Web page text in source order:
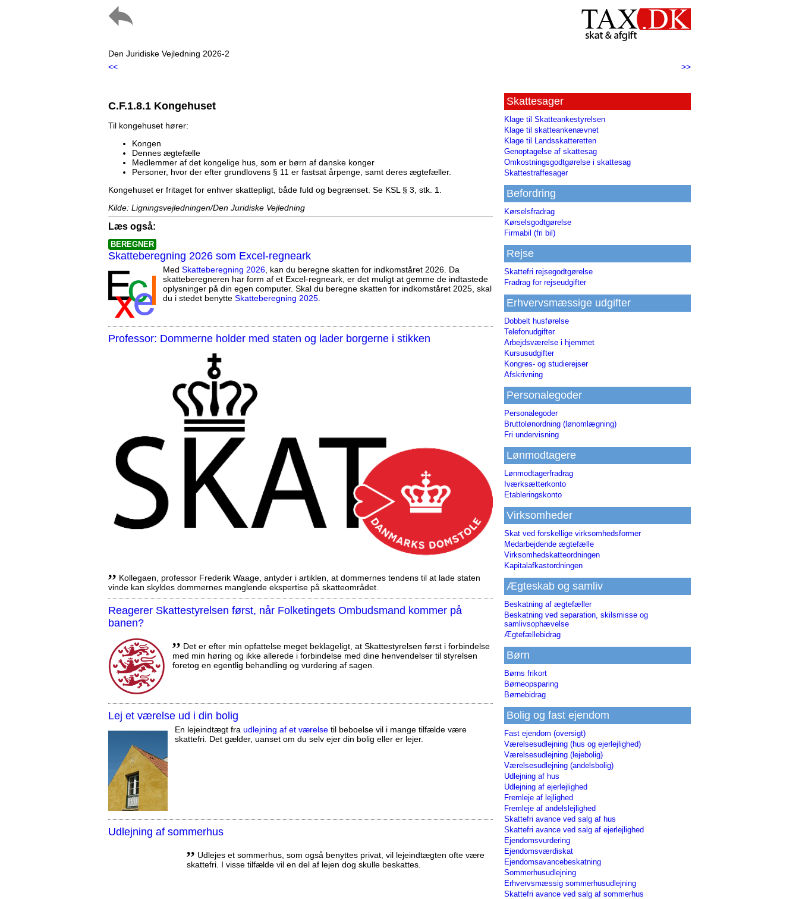
Den Juridiske Vejledning 2026-2
<<
>>
C.F.1.8.1 Kongehuset
Til kongehuset hører:
Kongen
Dennes ægtefælle
Medlemmer af det kongelige hus, som er børn af danske konger
Personer, hvor der efter grundlovens § 11 er fastsat årpenge, samt deres ægtefæller.
Kongehuset er fritaget for enhver skattepligt, både fuld og begrænset. Se KSL § 3, stk. 1.
Kilde: Ligningsvejledningen/Den Juridiske Vejledning
Læs også:
BEREGNER
Skatteberegning 2026 som Excel-regneark
Med Skatteberegning 2026 , kan du beregne skatten for indkomståret 2026. Da
skatteberegneren har form af et Excel-regneark, er det muligt at gemme de indtastede
oplysninger på din egen computer. Skal du beregne skatten for indkomståret 2025, skal
du i stedet benytte Skatteberegning 2025
Professor: Dommerne holder med staten og lader borgerne i stikken
,, Kollegaen, professor Frederik Waage, antyder i artiklen, at dommernes tendens til at lade staten
vinde kan skyldes dommernes manglende ekspertise på skatteområdet.
Reagerer Skattestyrelsen først, når Folketingets Ombudsmand kommer på
banen?
,, Det er efter min opfattelse meget beklageligt, at Skattestyrelsen først i forbindelse
med min høring og ikke allerede i forbindelse med dine henvendelser til styrelsen
foretog en egentlig behandling og vurdering af sagen.
Lej et værelse ud i din bolig
En lejeindtægt fra udlejning af et værelse til beboelse vil i mange tilfælde være
skattefri. Det gælder, uanset om du selv ejer din bolig eller er lejer.
Udlejning af sommerhus
,, Udlejes et sommerhus, som også benyttes privat, vil lejeindtægten ofte være
skattefri. I visse tilfælde vil en del af lejen dog skulle beskattes.
Skattesager
Klage til Skatteankestyrelsen
Klage til skatteankenævnet
Klage til Landsskatteretten
Genoptagelse af skattesag
Omkostningsgodtgørelse i skattesag
Skattestraffesager
Befordring
Kørselsfradrag
Kørselsgodtgørelse
Firmabil (fri bil)
Rejse
Skattefri rejsegodtgørelse
Fradrag for rejseudgifter
Erhvervsmæssige udgifter
Dobbelt husførelse
Telefonudgifter
Arbejdsværelse i hjemmet
Kursusudgifter
Kongres- og studierejser
Afskrivning
Personalegoder
Personalegoder
Bruttolønordning (lønomlægning)
Fri undervisning
Lønmodtagere
Lønmodtagerfradrag
Iværksætterkonto
Etableringskonto
Virksomheder
Skat ved forskellige virksomhedsformer
Medarbejdende ægtefælle
Virksomhedskatteordningen
Kapitalafkastordningen
Ægteskab og samliv
Beskatning af ægtefæller
Beskatning ved separation, skilsmisse og
samlivsophævelse
Ægtefællebidrag
Børn
Børns frikort
Børneopsparing
Børnebidrag
Bolig og fast ejendom
Fast ejendom (oversigt)
Værelsesudlejning (hus og ejerlejlighed)
Værelsesudlejning (lejebolig)
Værelsesudlejning (andelsbolig)
Udlejning af hus
Udlejning af ejerlejlighed
Fremleje af lejlighed
Fremleje af andelslejlighed
Skattefri avance ved salg af hus
Skattefri avance ved salg af ejerlejlighed
Ejendomsvurdering
Ejendomsværdiskat
Ejendomsavancebeskatning
Sommerhusudlejning
Erhvervsmæssig sommerhusudlejning
Skattefri avance ved salg af sommerhus